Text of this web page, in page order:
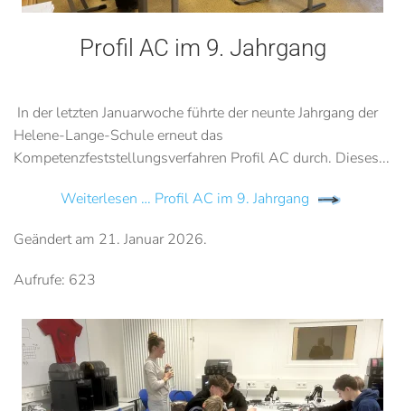
Profil AC im 9. Jahrgang
In der letzten Januarwoche führte der neunte Jahrgang der
Helene-Lange-Schule erneut das
Kompetenzfeststellungsverfahren Profil AC durch. Dieses...
Weiterlesen … Profil AC im 9. Jahrgang
Geändert am 21. Januar 2026.
Aufrufe: 623